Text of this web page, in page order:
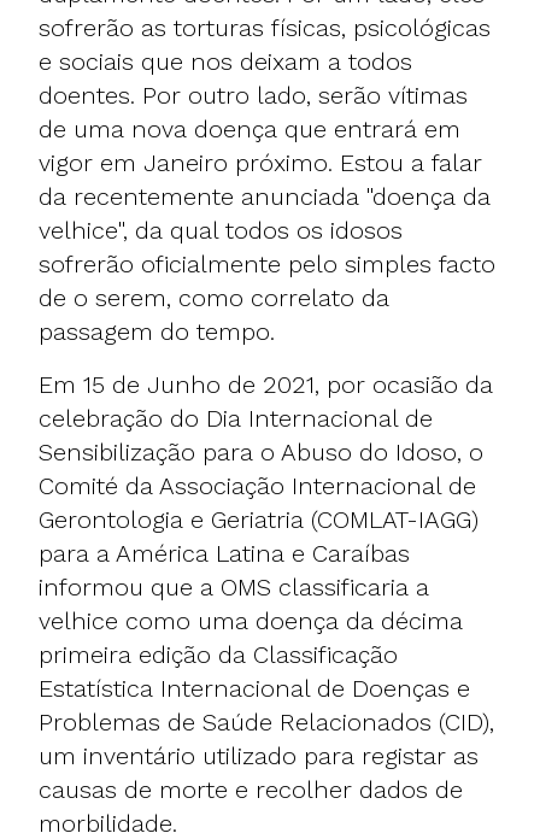
sofrerão as torturas físicas, psicológicas
e sociais que nos deixam a todos
doentes. Por outro lado, serão vítimas
de uma nova doença que entrará em
vigor em Janeiro próximo. Estou a falar
da recentemente anunciada "doença da
velhice", da qual todos os idosos
sofrerão oficialmente pelo simples facto
de o serem, como correlato da
passagem do tempo.
Em 15 de Junho de 2021, por ocasião da
celebração do Dia Internacional de
Sensibilização para o Abuso do Idoso, o
Comité da Associação Internacional de
Gerontologia e Geriatria (COMLAT-IAGG)
para a América Latina e Caraíbas
informou que a OMS classificaria a
velhice como uma doença da décima
primeira edição da Classificação
Estatística Internacional de Doenças e
Problemas de Saúde Relacionados (CID),
um inventário utilizado para registar as
causas de morte e recolher dados de
morbilidade.